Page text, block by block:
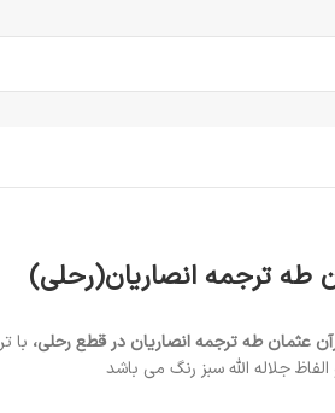
طه ترجمه انصاریان(رحلی)
عثمان طه ترجمه انصاریان در قطع رحلی، با
جلاله الله سبز رنگ می باشد